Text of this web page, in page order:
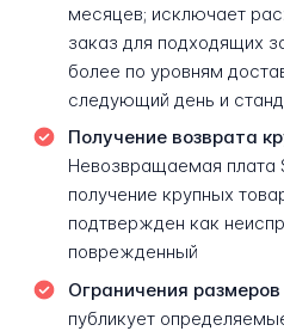
месяцев; исключает
заказ для подходящих
более по уровням
следующий день и
Получение возврата
Невозвращаемая плата
получение крупных
подтвержден как
поврежденный
Ограничения
публикует